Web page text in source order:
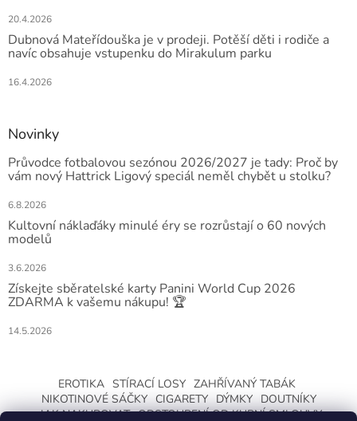
20.4.2026
Dubnová Mateřídouška je v prodeji. Potěší děti i rodiče a
navíc obsahuje vstupenku do Mirakulum parku
16.4.2026
Novinky
Průvodce fotbalovou sezónou 2026/2027 je tady: Proč by
vám nový Hattrick Ligový speciál neměl chybět u stolku?
6.8.2026
Kultovní náklaďáky minulé éry se rozrůstají o 60 nových
modelů
3.6.2026
Získejte sběratelské karty Panini World Cup 2026
ZDARMA k vašemu nákupu! 🏆
14.5.2026
EROTIKA STÍRACÍ LOSY ZAHŘÍVANÝ TABÁK
NIKOTINOVÉ SÁČKY CIGARETY DÝMKY
DOUTNÍKY
JAK NAKUPOVAT ODSTOUPENÍ OD KUPNÍ SMLOUVY